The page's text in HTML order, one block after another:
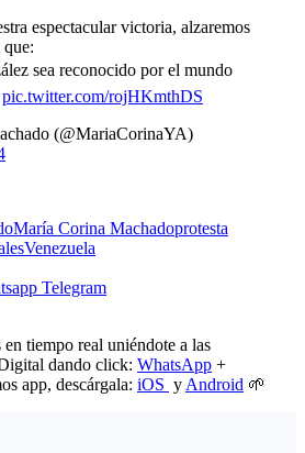
espectacular victoria, alzaremos
que:
sea reconocido por el mundo
pic.twitter.com/rojHKmthDS
(@MariaCorinaYA)
María Corina Machadoprotesta
Venezuela
Telegram
tiempo real uniéndote a las
dando click: WhatsApp +
app, descárgala: iOS y Android 🌱